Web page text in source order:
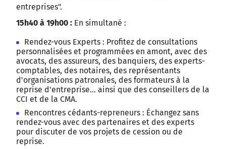
entreprises".
15h40 à 19h00 : En simultané :
Rendez-vous Experts : Profitez de consultations
personnalisées et programmées en amont, avec des
avocats, des assureurs, des banquiers, des experts-
comptables, des notaires, des représentants
d'organisations patronales, des formateurs à la
reprise d'entreprise… ainsi que des conseillers de la
CCI et de la CMA.
Rencontres cédants-repreneurs : Échangez sans
rendez-vous avec des partenaires et des experts
pour discuter de vos projets de cession ou de
reprise.